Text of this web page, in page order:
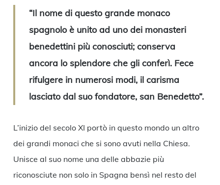
“Il nome di questo grande monaco
spagnolo è unito ad uno dei monasteri
benedettini più conosciuti; conserva
ancora lo splendore che gli conferì. Fece
rifulgere in numerosi modi, il carisma
lasciato dal suo fondatore, san Benedetto”.
L’inizio del secolo XI portò in questo mondo un altro
dei grandi monaci che si sono avuti nella Chiesa.
Unisce al suo nome una delle abbazie più
riconosciute non solo in Spagna bensì nel resto del